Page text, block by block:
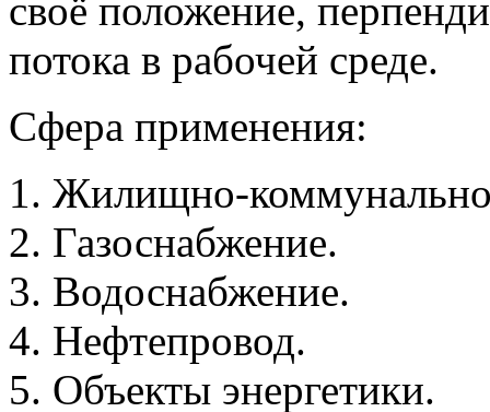
своё положение,
потока в рабочей среде.
Сфера применения:
1. Жилищно-
2. Газоснабжение.
3. Водоснабжение.
4. Нефтепровод.
5. Объекты энергетики.